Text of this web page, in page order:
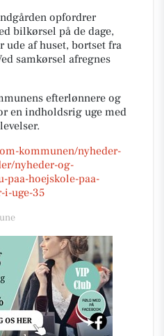
opfordrer
bilkørsel på de dage,
ude af huset, bortset fra
samkørsel afregnes
efterlønnere og
en indholdsrig uge med
kommunen/nyheder-
nyheder-og-
paa-hoejskole-paa-
i-uge-35